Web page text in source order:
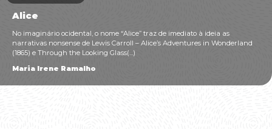
Alice
No imaginário ocidental, o nome “Alice” traz de imediato à ideia as
narrativas nonsense de Lewis Carroll – Alice’s Adventures in Wonderland
(1865) e Through the Looking Glass(...)
Maria Irene Ramalho